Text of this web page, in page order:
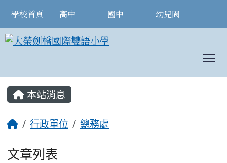
學校首頁 高中 國中 幼兒園
本站消息
行政單位 總務處
文章列表